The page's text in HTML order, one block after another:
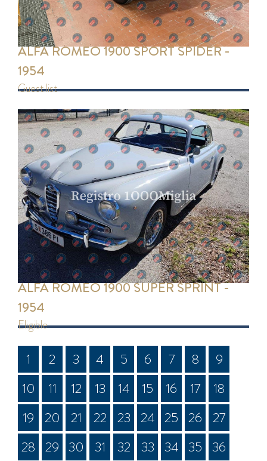
ALFA ROMEO 1900 SPORT SPIDER -
1954
guest list
ALFA ROMEO 1900 SUPER SPRINT -
1954
eligible
1 2 3 4 5 6 7 8
9
10
11 12 13 14 15 16 17
18
19
20 21 22 23 24 25 26
27
28 29 30 31 32 33 34 35 36